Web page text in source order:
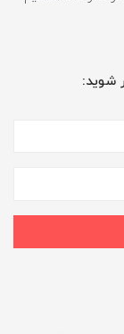
شوید: